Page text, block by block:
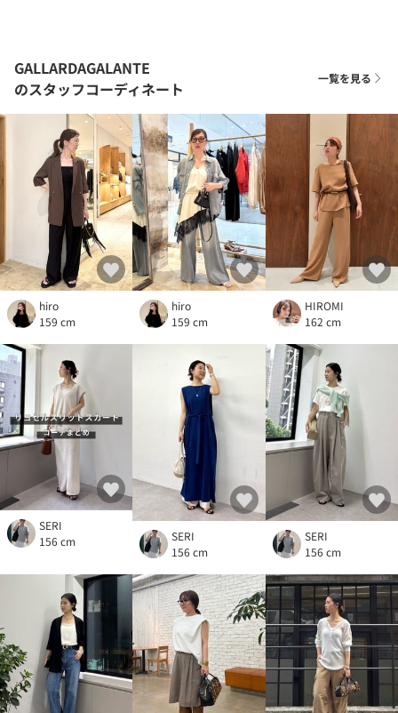
GALLARDAGALANTE
のスタッフコーディネート
一覧を見る
hiro
159 cm
hiro
159 cm
HIROMI
162 cm
SERI
156 cm
SERI
156 cm
SERI
156 cm